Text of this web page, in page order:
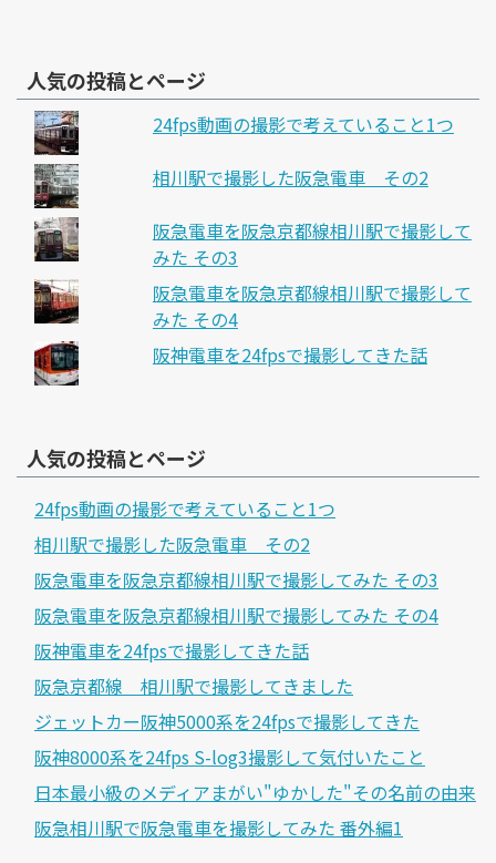
人気の投稿とページ
24fps動画の撮影で考えていること1つ
相川駅で撮影した阪急電車 その2
阪急電車を阪急京都線相川駅で撮影して
みた その3
阪急電車を阪急京都線相川駅で撮影して
みた その4
阪神電車を24fpsで撮影してきた話
人気の投稿とページ
24fps動画の撮影で考えていること1つ
相川駅で撮影した阪急電車 その2
阪急電車を阪急京都線相川駅で撮影してみた その3
阪急電車を阪急京都線相川駅で撮影してみた その4
阪神電車を24fpsで撮影してきた話
阪急京都線 相川駅で撮影してきました
ジェットカー阪神5000系を24fpsで撮影してきた
阪神8000系を24fps S-log3撮影して気付いたこと
日本最小級のメディアまがい"ゆかした"その名前の由来
阪急相川駅で阪急電車を撮影してみた 番外編1